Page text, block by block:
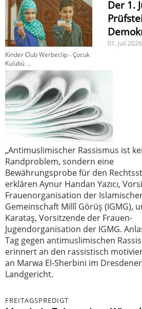
Kinder Club Werbeclip - Çocuk
Kulübü ...
Der 1.
01. Juli 2026
„Antimuslimischer Rassismus ist
Randproblem, sondern eine
Bewährungsprobe für den
erklären Aynur Handan Yazıcı,
Frauenorganisation der
Gemeinschaft Millî Görüş (IGMG),
Karataş, Vorsitzende der Frauen-
Jugendorganisation der IGMG.
Tag gegen antimuslimischen
erinnert an den rassistisch
an Marwa El-Sherbini im Dresdener
Landgericht.
FREITAGSPREDIGT